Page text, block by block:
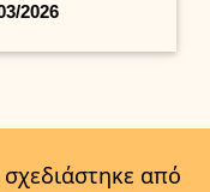
2026
από